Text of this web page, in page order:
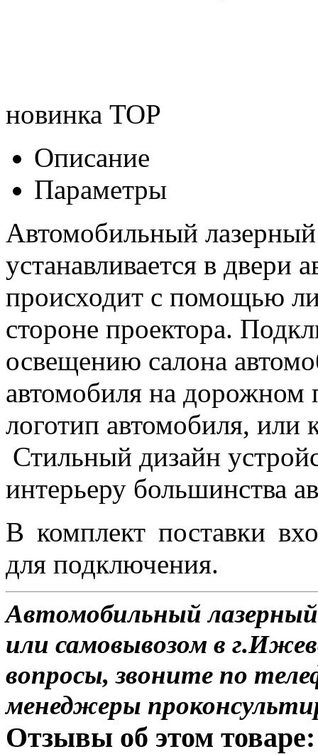
новинка TOP
Описание
Параметры
Автомобильный
устанавливается в двери
происходит с помощью
стороне проектора.
освещению салона
автомобиля на дорожном
логотип автомобиля, или
Стильный дизайн
интерьеру большинства
В комплект поставки
для подключения.
Автомобильный
или самовывозом в
вопросы, звоните по
менеджеры
Отзывы об этом товаре: